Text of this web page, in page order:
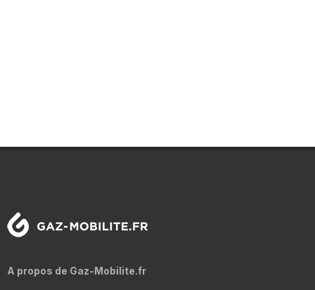
A propos de Gaz-Mobilite.fr